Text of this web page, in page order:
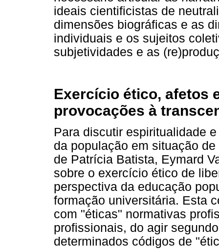
ideais cientificistas de
dimensões biográficas e as
individuais e os sujeitos
subjetividades e as
Exercício ético, afetos
provocações à
Para discutir espiritualidade
da população em situação
de Patrícia Batista, Eymard
sobre o exercício ético de
perspectiva da educação
formação universitária. Esta
com "éticas" normativas
profissionais, do agir
determinados códigos de